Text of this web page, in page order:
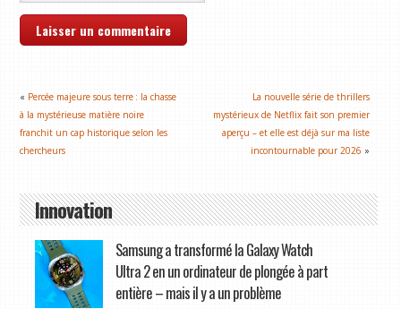
« Percée majeure sous terre : la chasse
à la mystérieuse matière noire
franchit un cap historique selon les
chercheurs
La nouvelle série de thrillers
mystérieux de Netflix fait son premier
aperçu – et elle est déjà sur ma liste
incontournable pour 2026 »
Innovation
Samsung a transformé la Galaxy Watch
Ultra 2 en un ordinateur de plongée à part
entière – mais il y a un problème